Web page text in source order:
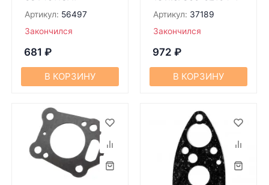
Артикул: 56497
Закончился
681 ₽
В КОРЗИНУ
Артикул: 37189
Закончился
972 ₽
В КОРЗИНУ